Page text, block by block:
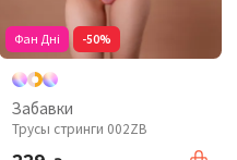
Фан Дні -50%
Забавки
Трусы стринги 002ZB